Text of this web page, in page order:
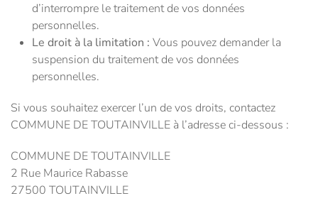
d’interrompre le traitement de vos données
personnelles.
Le droit à la limitation : Vous pouvez demander la
suspension du traitement de vos données
personnelles.
Si vous souhaitez exercer l’un de vos droits, contactez
COMMUNE DE TOUTAINVILLE à l’adresse ci-dessous :
COMMUNE DE TOUTAINVILLE
2 Rue Maurice Rabasse
27500 TOUTAINVILLE